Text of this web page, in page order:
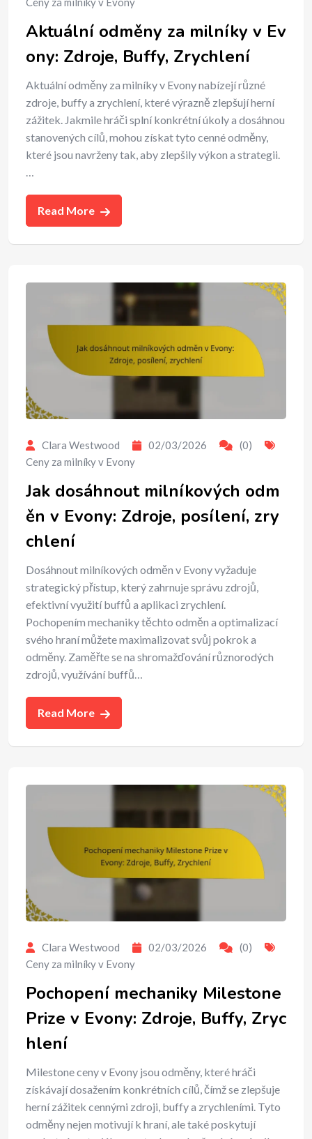
Aktuální odměny za milníky v Ev
ony: Zdroje, Buffy, Zrychlení
Aktuální odměny za milníky v Evony nabízejí různé
zdroje, buffy a zrychlení, které výrazně zlepšují herní
zážitek. Jakmile hráči splní konkrétní úkoly a dosáhnou
stanovených cílů, mohou získat tyto cenné odměny,
které jsou navrženy tak, aby zlepšily výkon a strategii.
…
Read More
Clara Westwood 02/03/2026
(0)
Ceny za milníky v Evony
Jak dosáhnout milníkových odm
ěn v Evony: Zdroje, posílení, zry
chlení
Dosáhnout milníkových odměn v Evony vyžaduje
strategický přístup, který zahrnuje správu zdrojů,
efektivní využití buffů a aplikaci zrychlení.
Pochopením mechaniky těchto odměn a optimalizací
svého hraní můžete maximalizovat svůj pokrok a
odměny. Zaměřte se na shromažďování různorodých
zdrojů, využívání buffů…
Read More
Clara Westwood 02/03/2026
(0)
Ceny za milníky v Evony
Pochopení mechaniky Milestone
Prize v Evony: Zdroje, Buffy, Zryc
hlení
Milestone ceny v Evony jsou odměny, které hráči
získávají dosažením konkrétních cílů, čímž se zlepšuje
herní zážitek cennými zdroji, buffy a zrychleními. Tyto
odměny nejen motivují k hraní, ale také poskytují